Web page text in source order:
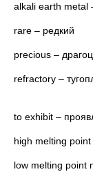
alkali earth metal
rare – редкий
precious –
refractory –
to exhibit –
high melting
low melting point